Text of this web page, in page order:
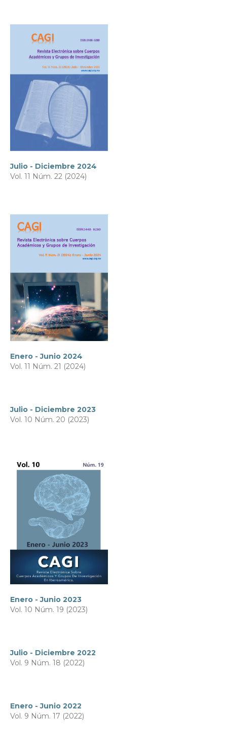
Julio - Diciembre 2024
Vol. 11 Núm. 22 (2024)
Enero - Junio 2024
Vol. 11 Núm. 21 (2024)
Julio - Diciembre 2023
Vol. 10 Núm. 20 (2023)
Enero - Junio 2023
Vol. 10 Núm. 19 (2023)
Julio - Diciembre 2022
Vol. 9 Núm. 18 (2022)
Enero - Junio 2022
Vol. 9 Núm. 17 (2022)